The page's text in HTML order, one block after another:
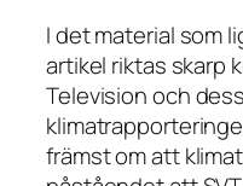
I det material som
artikel riktas skarp
Television och
främst om att